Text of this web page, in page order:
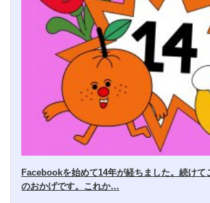
Facebookを始めて14年が経ちました。続けて
のおかげです。これか…